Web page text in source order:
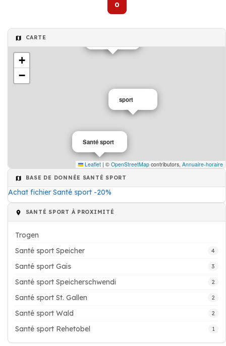
0
CARTE
Santé sport
sport
+
−
Leaflet | © OpenStreetMap contributors, Annuaire-horaire
BASE DE DONNÉE SANTÉ SPORT
Achat fichier Santé sport -20%
SANTÉ SPORT À PROXIMITÉ
Trogen
Santé sport Speicher
4
Santé sport Gais 3
Santé sport Speicherschwendi 2
Santé sport St. Gallen 2
Santé sport Wald 2
Santé sport Rehetobel 1